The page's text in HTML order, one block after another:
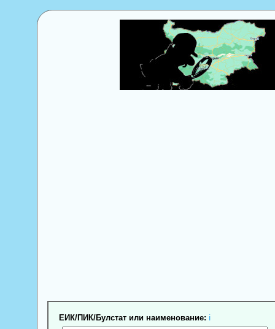
ЕИК/ПИК/Булстат или наименование: ℹ